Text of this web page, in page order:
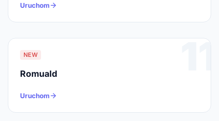
Uruchom
11
NEW
Romuald
Uruchom